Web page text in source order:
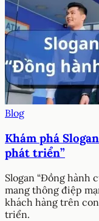
Blog
Khám phá
phát triển”
Slogan “Đồng hành
mang thông điệp
khách hàng trên
triển.